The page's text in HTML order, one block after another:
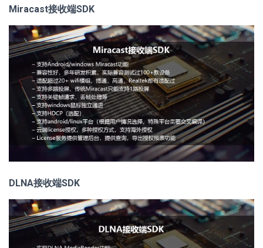
Miracast接收端SDK
DLNA接收端SDK